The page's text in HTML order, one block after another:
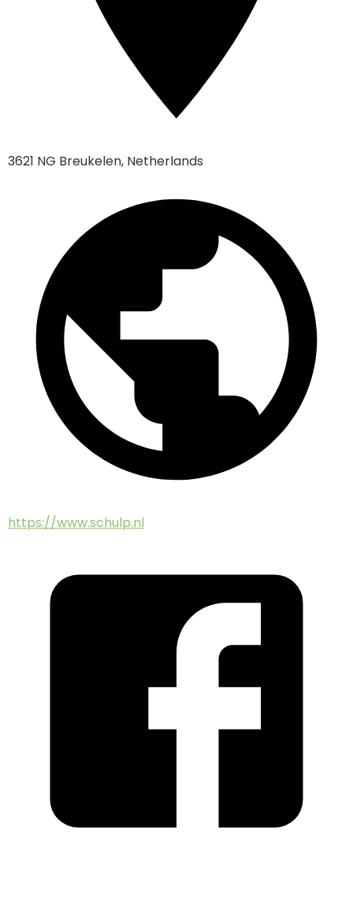
3621 NG Breukelen, Netherlands
https://www.schulp.nl